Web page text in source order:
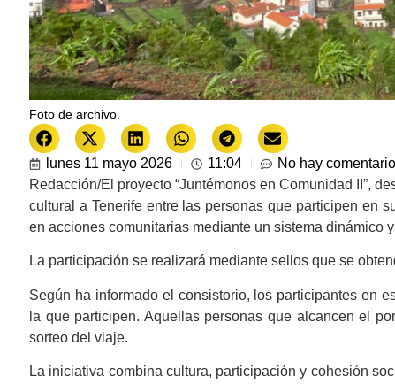
Foto de archivo.
lunes 11 mayo 2026 11:04
No hay
Redacción/El proyecto “Juntémonos en Comunidad II”,
cultural a Tenerife entre las personas que participen en
en acciones comunitarias mediante un sistema dinámico
La participación se realizará mediante sellos que se
Según ha informado el consistorio, los participantes en
la que participen. Aquellas personas que alcancen el
sorteo del viaje.
La iniciativa combina cultura, participación y cohesión